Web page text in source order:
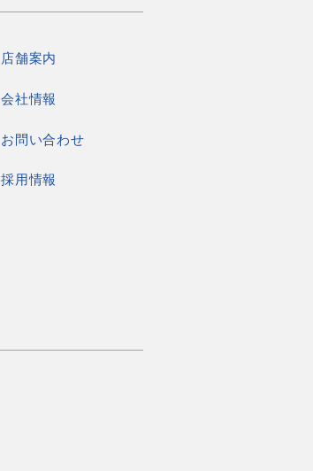
店舗案内
会社情報
お問い合わせ
採用情報